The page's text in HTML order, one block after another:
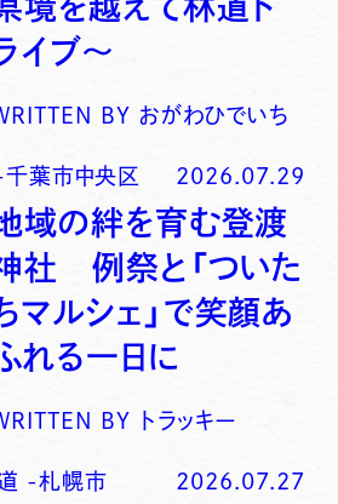
境を越えて林道ド
イブ〜
BY おがわひでいち
千葉市中央区 2026.07.29
域の絆を育む登渡
社 例祭と「ついた
マルシェ」で笑顔あ
れる一日に
BY トラッキー
-札幌市 2026.07.27